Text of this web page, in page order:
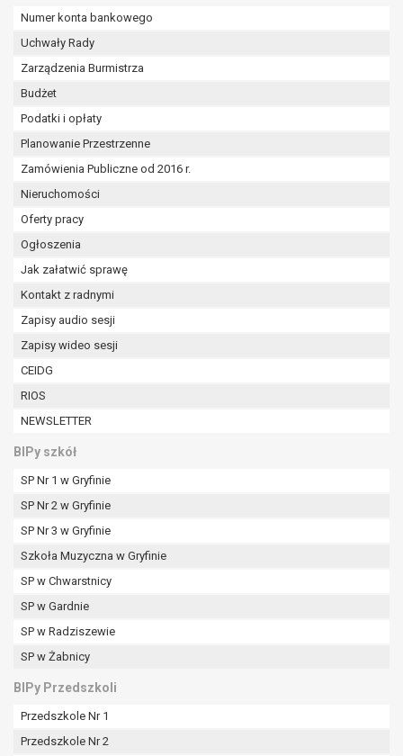
Numer konta bankowego
Uchwały Rady
Zarządzenia Burmistrza
Budżet
Podatki i opłaty
Planowanie Przestrzenne
Zamówienia Publiczne od 2016 r.
Nieruchomości
Oferty pracy
Ogłoszenia
Jak załatwić sprawę
Kontakt z radnymi
Zapisy audio sesji
Zapisy wideo sesji
CEIDG
RIOS
NEWSLETTER
BIPy szkół
SP Nr 1 w Gryfinie
SP Nr 2 w Gryfinie
SP Nr 3 w Gryfinie
Szkoła Muzyczna w Gryfinie
SP w Chwarstnicy
SP w Gardnie
SP w Radziszewie
SP w Żabnicy
BIPy Przedszkoli
Przedszkole Nr 1
Przedszkole Nr 2
interesie publicznym lub w ramach
powierzonej administratorowi bądź
realizowanych przez administratora
lub przez stronę trzecią.
że wykaże on istnienie ważnych prawnie
wolności osoby, której dane dotyczą, lub
podstaw do ustalenia, dochodzenia lub
na przetwarzanie danych osobowych (art. 6 ust. 1
cofnięcia tej zgody w dowolnym momencie.
Cofnięcie to nie ma wpływu na zgodność
przetwarzania, którego dokonano na podstawie
zgody przed jej cofnięciem.
organu nadzorczego na niezgodne z prawem
przetwarzanie Pani/Pana danych osobowych
przez administratora.
Organem właściwym do wniesienia skargi jest
W zależności od sfery, w której przetwarzane są
dane osobowe, podanie danych osobowych jest
umownym.